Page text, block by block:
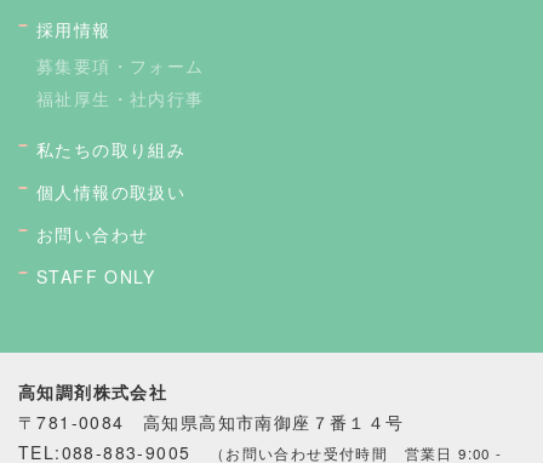
採用情報
募集要項・フォーム
福祉厚生・社内行事
私たちの取り組み
個人情報の取扱い
お問い合わせ
STAFF ONLY
高知調剤株式会社
〒781-0084 高知県高知市南御座７番１４号
TEL:088-883-9005
（お問い合わせ受付時間 営業日 9:00 -